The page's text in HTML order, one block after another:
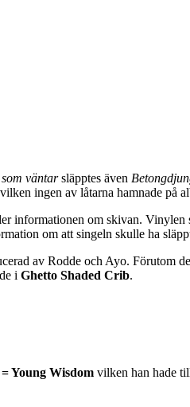
väntarsläpptes även
ingen av låtarna hamnade på
informationen om skivan. Vinylen
om att singeln skulle ha
av Rodde och Ayo. Förutom
i Ghetto Shaded Crib.
Young Wisdom vilken han hade